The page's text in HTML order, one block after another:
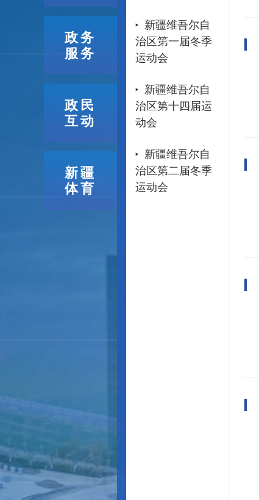
政务
服务
政民
互动
新疆
体育
新疆维吾尔自
治区第一届冬季
运动会
新疆维吾尔自
治区第十四届运
动会
新疆维吾尔自
治区第二届冬季
运动会